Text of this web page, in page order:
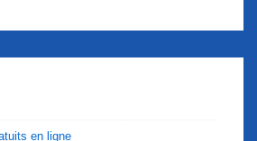
en ligne